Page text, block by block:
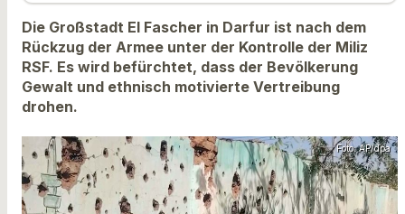
Die Großstadt El Fascher in Darfur ist nach dem
Rückzug der Armee unter der Kontrolle der Miliz
RSF. Es wird befürchtet, dass der Bevölkerung
Gewalt und ethnisch motivierte Vertreibung
drohen.
Foto: AP/dpa